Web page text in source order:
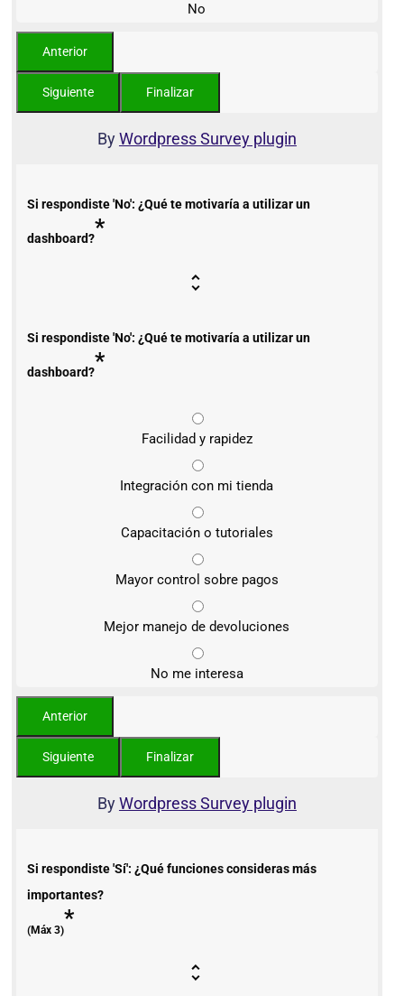
No
ByWordpress Survey plugin
Si respondiste 'No': ¿Qué te motivaría a utilizar un
dashboard?*
Si respondiste 'No': ¿Qué te motivaría a utilizar un
dashboard?*
Facilidad y rapidez
Integración con mi tienda
Capacitación o tutoriales
Mayor control sobre pagos
Mejor manejo de devoluciones
No me interesa
ByWordpress Survey plugin
Si respondiste 'Sí': ¿Qué funciones consideras más
importantes?
(Máx 3)*